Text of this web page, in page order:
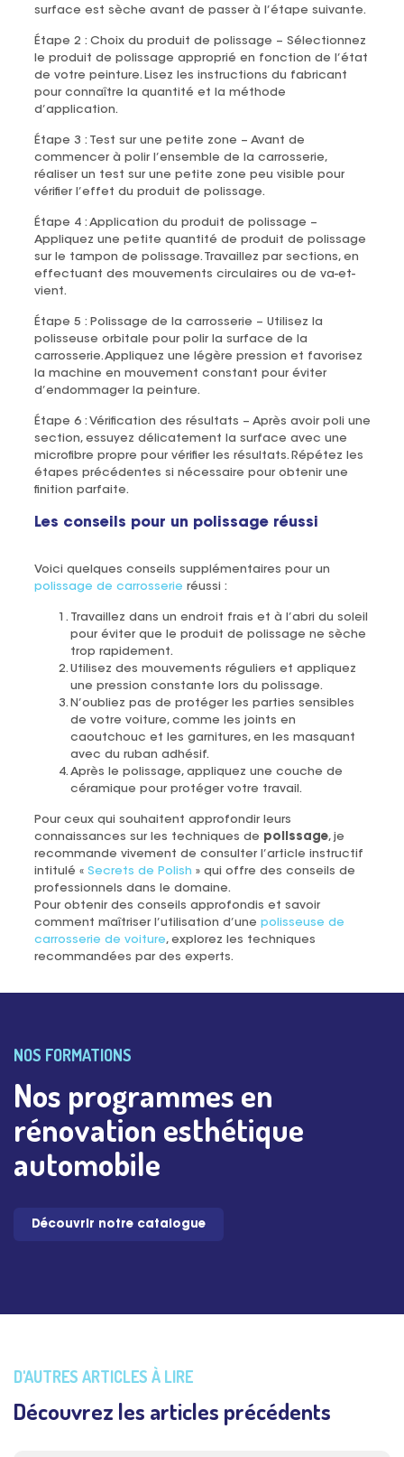
surface est sèche avant de passer à l’étape suivante.
Étape 2 : Choix du produit de polissage – Sélectionnez
le produit de polissage approprié en fonction de l’état
de votre peinture. Lisez les instructions du fabricant
pour connaître la quantité et la méthode
d’application.
Étape 3 : Test sur une petite zone – Avant de
commencer à polir l’ensemble de la carrosserie,
réaliser un test sur une petite zone peu visible pour
vérifier l’effet du produit de polissage.
Étape 4 : Application du produit de polissage –
Appliquez une petite quantité de produit de polissage
sur le tampon de polissage. Travaillez par sections, en
effectuant des mouvements circulaires ou de va-et-
vient.
Étape 5 : Polissage de la carrosserie – Utilisez la
polisseuse orbitale pour polir la surface de la
carrosserie. Appliquez une légère pression et favorisez
la machine en mouvement constant pour éviter
d’endommager la peinture.
Étape 6 : Vérification des résultats – Après avoir poli une
section, essuyez délicatement la surface avec une
microfibre propre pour vérifier les résultats. Répétez les
étapes précédentes si nécessaire pour obtenir une
finition parfaite.
Les conseils pour un polissage réussi
Voici quelques conseils supplémentaires pour un
polissage de carrosserie réussi :
Travaillez dans un endroit frais et à l’abri du soleil
pour éviter que le produit de polissage ne sèche
trop rapidement.
Utilisez des mouvements réguliers et appliquez
une pression constante lors du polissage.
N’oubliez pas de protéger les parties sensibles
de votre voiture, comme les joints en
caoutchouc et les garnitures, en les masquant
avec du ruban adhésif.
Après le polissage, appliquez une couche de
céramique pour protéger votre travail.
Pour ceux qui souhaitent approfondir leurs
connaissances sur les techniques de polissage, je
recommande vivement de consulter l’article instructif
intitulé « Secrets de Polish » qui offre des conseils de
professionnels dans le domaine.
Pour obtenir des conseils approfondis et savoir
comment maîtriser l’utilisation d’une polisseuse de
carrosserie de voiture, explorez les techniques
recommandées par des experts.
NOS FORMATIONS
Nos programmes en
rénovation esthétique
automobile
Découvrir notre catalogue
D'AUTRES ARTICLES À LIRE
Découvrez les articles précédents